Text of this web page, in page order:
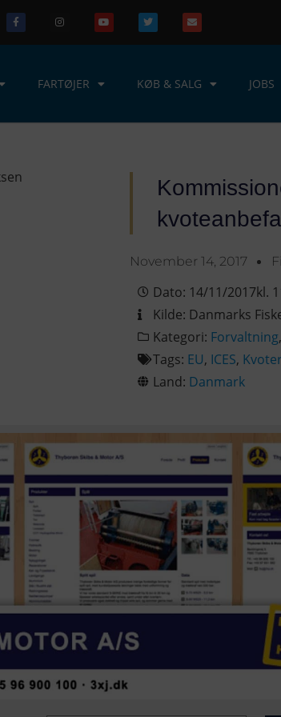
FARTØJER KØB & SALG JOBS
November 14, 2017
Dato: 14/11/2017kl.
Kilde: Danmarks
Kategori: Forvaltning
Tags: EU, ICES,
Land: Danmark